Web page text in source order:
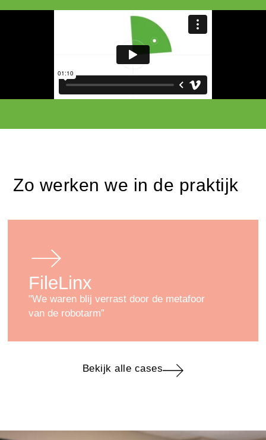
Zo werken we in de praktijk
FileLinx
"We waren blij verrast door de metafoor
van de robotarm”
Bekijk alle cases